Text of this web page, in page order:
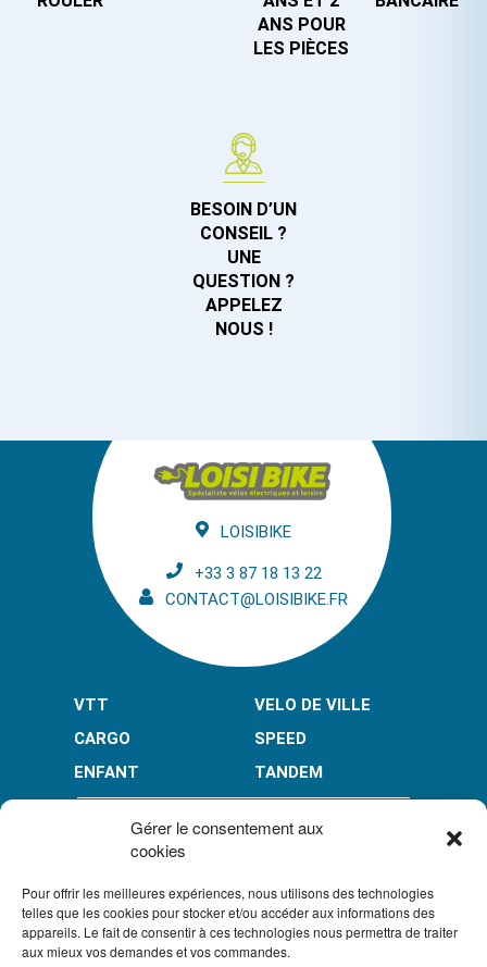
Gérer le consentement aux
cookies
Pour offrir les meilleures expériences, nous utilisons des technologies
telles que les cookies pour stocker et/ou accéder aux informations des
appareils. Le fait de consentir à ces technologies nous permettra de traiter
aux mieux vos demandes et vos commandes.
ANS POUR
LES PIÈCES
BESOIN D’UN
CONSEIL ?
UNE
QUESTION ?
APPELEZ
NOUS !
LOISIBIKE
+33 3 87 18 13 22
CONTACT@LOISIBIKE.FR
VTT
VELO DE VILLE
CARGO
SPEED
ENFANT
TANDEM
PAIEMENT EN PLUSIEURS FOIS* :
LIMITÉ À 3000 € POUR LE 10X. LIMITÉ À 6000 € POUR LE 3X ET 4X.
CONDITION GÉNÉRALES DE VENTE